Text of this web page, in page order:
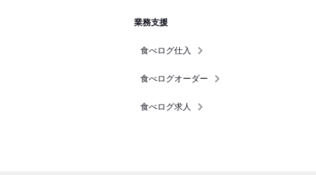
業務支援
食べログ仕入
食べログオーダー
食べログ求人